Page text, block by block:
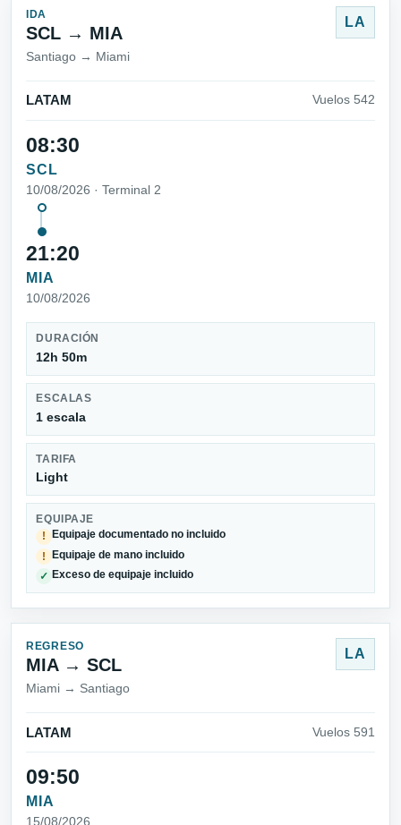
IDA
SCL → MIA
Santiago → Miami
LA
LATAM Vuelos 542
08:30
SCL
10/08/2026 · Terminal 2
21:20
MIA
10/08/2026
DURACIÓN
12h 50m
ESCALAS
1 escala
TARIFA
Light
EQUIPAJE
!
Equipaje documentado no incluido
! Equipaje de mano incluido
✓ Exceso de equipaje incluido
REGRESO
MIA → SCL
Miami → Santiago
LA
LATAM Vuelos 591
09:50
MIA
15/08/2026